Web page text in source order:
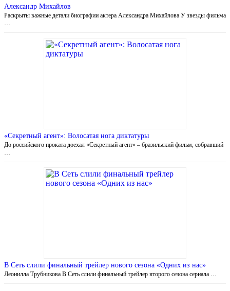
Александр Михайлов
Раскрыты важные детали биографии актера Александра Михайлова У звезды фильма
«Секретный агент»: Волосатая нога диктатуры
До российского проката доехал «Секретный агент» – бразильский фильм, собравший
В Сеть слили финальный трейлер нового сезона «Одних из нас»
Леонилла Трубникова В Сеть слили финальный трейлер второго сезона сериала …